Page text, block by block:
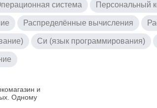
система Персональный
Распределённые вычисления
Си (язык программирования)
и
Одному